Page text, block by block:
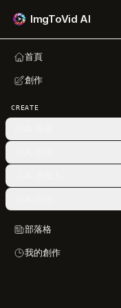
ImgToVid AI
首頁
創作
CREATE
部落格
我的創作